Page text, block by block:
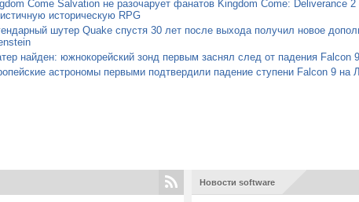
Come Salvation не разочарует фанатов Kingdom Come: Deliverance
историческую RPG
шутер Quake спустя 30 лет после выхода получил новое
найден: южнокорейский зонд первым заснял след от падения Falcon
астрономы первыми подтвердили падение ступени Falcon 9 на
Новости software